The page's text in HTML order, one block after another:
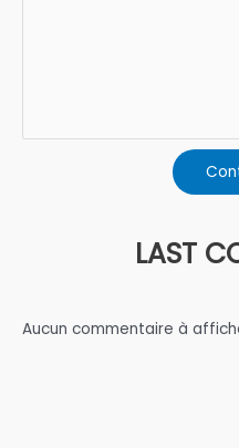
LAST
Aucun commentaire à